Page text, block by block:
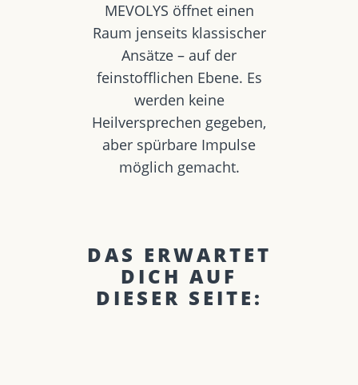
MEVOLYS öffnet einen
Raum jenseits klassischer
Ansätze – auf der
feinstofflichen Ebene. Es
werden keine
Heilversprechen gegeben,
aber spürbare Impulse
möglich gemacht.
DAS ERWARTET
DICH AUF
DIESER SEITE: